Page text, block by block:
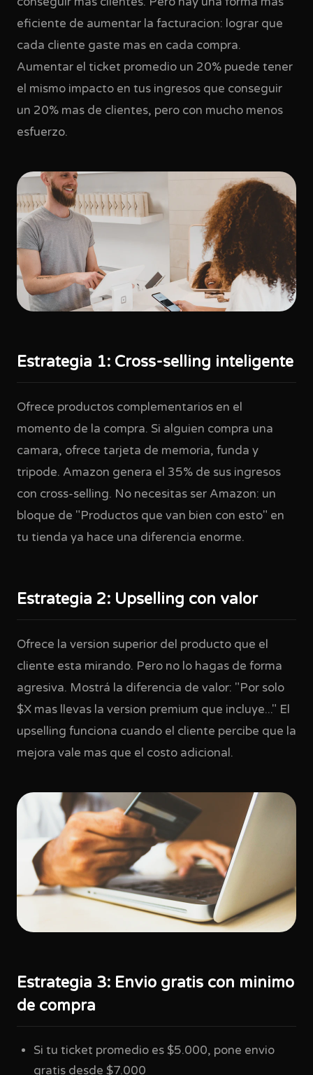
eficiente de aumentar la facturacion: lograr que
cada cliente gaste mas en cada compra.
Aumentar el ticket promedio un 20% puede tener
el mismo impacto en tus ingresos que conseguir
un 20% mas de clientes, pero con mucho menos
esfuerzo.
Estrategia 1: Cross-selling inteligente
Ofrece productos complementarios en el
momento de la compra. Si alguien compra una
camara, ofrece tarjeta de memoria, funda y
tripode. Amazon genera el 35% de sus ingresos
con cross-selling. No necesitas ser Amazon: un
bloque de "Productos que van bien con esto" en
tu tienda ya hace una diferencia enorme.
Estrategia 2: Upselling con valor
Ofrece la version superior del producto que el
cliente esta mirando. Pero no lo hagas de forma
agresiva. Mostrá la diferencia de valor: "Por solo
$X mas llevas la version premium que incluye..." El
upselling funciona cuando el cliente percibe que la
mejora vale mas que el costo adicional.
Estrategia 3: Envio gratis con minimo
de compra
Si tu ticket promedio es $5.000, pone envio
gratis desde $7.000